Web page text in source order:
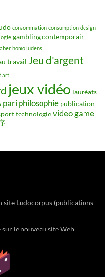
consommation consumption design
gambling contemporain
homo ludens
travail Jeu d'argent
art
jeux vidéo lauréats
pariphilosophie publication
technologievideo game
site Ludocorpus (publications
le nouveau site Web.